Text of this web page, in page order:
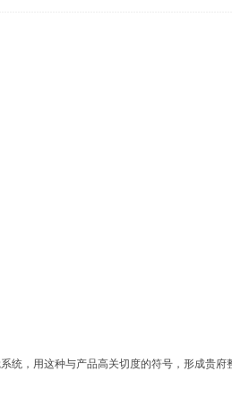
统，用这种与产品高关切度的符号，形成贵府